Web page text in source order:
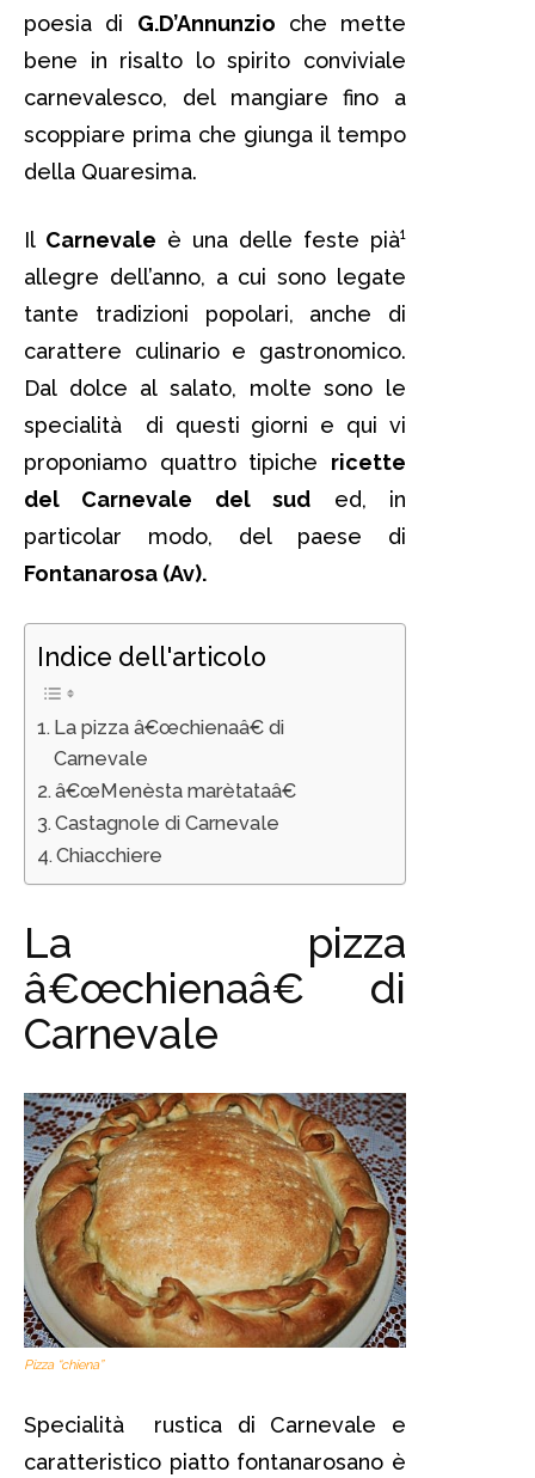
poesia di G.D’Annunzio che mette
bene in risalto lo spirito conviviale
carnevalesco, del mangiare fino a
scoppiare prima che giunga il tempo
della Quaresima.
Il Carnevale è una delle feste pià¹
allegre dell’anno, a cui sono legate
tante tradizioni popolari, anche di
carattere culinario e gastronomico.
Dal dolce al salato, molte sono le
specialità di questi giorni e qui vi
proponiamo quattro tipiche ricette
del Carnevale del sud ed, in
particolar modo, del paese di
Fontanarosa (Av).
Indice dell'articolo
La pizza â€œchienaâ€ di
Carnevale
â€œMenèsta marètataâ€
Castagnole di Carnevale
Chiacchiere
La pizza
â€œchienaâ€ di
Carnevale
Pizza “chiena”
Specialità rustica di Carnevale e
caratteristico piatto fontanarosano è